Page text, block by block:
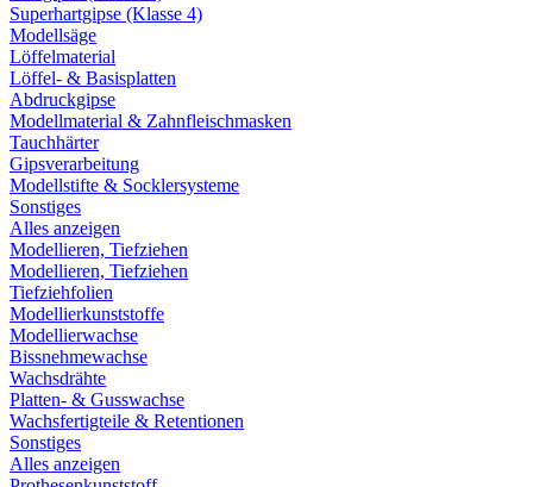
Superhartgipse (Klasse 4)
Modellsäge
Löffelmaterial
Löffel- & Basisplatten
Abdruckgipse
Modellmaterial & Zahnfleischmasken
Tauchhärter
Gipsverarbeitung
Modellstifte & Socklersysteme
Sonstiges
Alles anzeigen
Modellieren, Tiefziehen
Modellieren, Tiefziehen
Tiefziehfolien
Modellierkunststoffe
Modellierwachse
Bissnehmewachse
Wachsdrähte
Platten- & Gusswachse
Wachsfertigteile & Retentionen
Sonstiges
Alles anzeigen